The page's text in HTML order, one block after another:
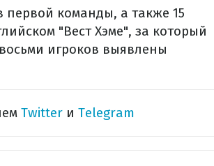
первой команды, а также 15
"Вест Хэме", за который
игроков выявлены
Twitter и Telegram